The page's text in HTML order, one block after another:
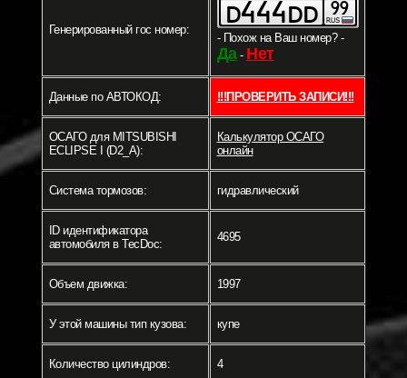
Генерированный гос номер:
- Похож на Ваш номер? -
Да- Нет
Данные по АВТОКОД: !!!ПРОВЕРИТЬ ЗАПИСИ!!!
ОСАГО для MITSUBISHI
ECLIPSE I (D2_A):
Калькулятор ОСАГО
онлайн
Система тормозов: гидравлический
ID идентификатора
автомобиля в TecDoc:
4695
Объем движка: 1997
У этой машины тип кузова: купе
Количество цилиндров: 4